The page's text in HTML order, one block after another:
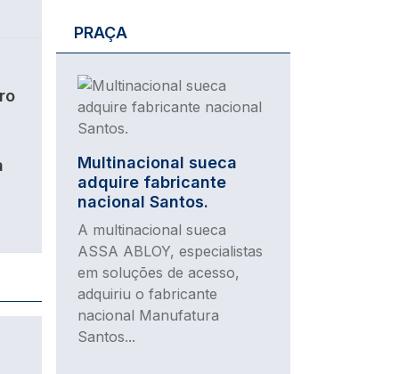
PRAÇA
Imagem
Multinacional sueca
adquire fabricante
nacional Santos.
A multinacional sueca
ASSA ABLOY, especialistas
em soluções de acesso,
adquiriu o fabricante
nacional Manufatura
Santos...